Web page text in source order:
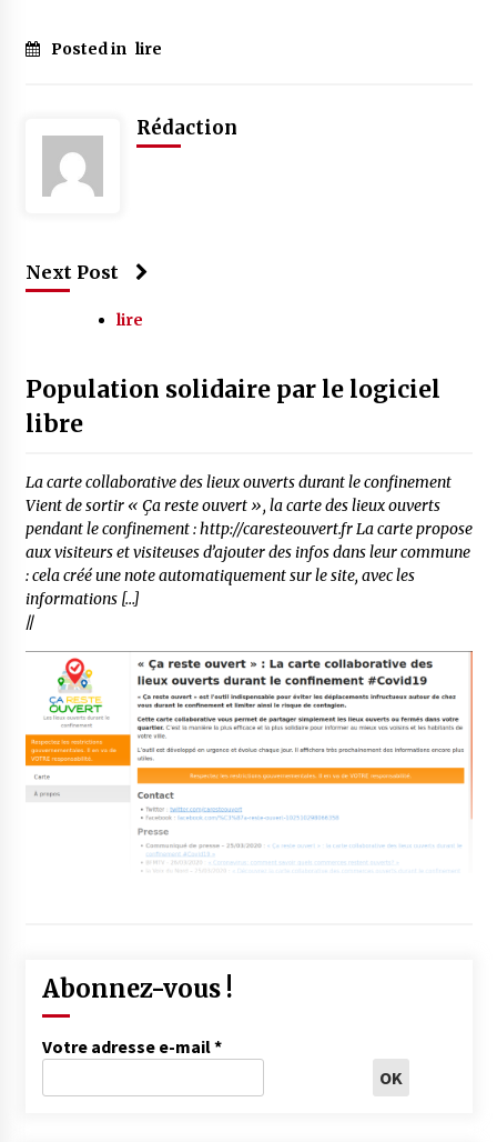
Posted in lire
Rédaction
Next Post
lire
Population solidaire par le logiciel
libre
La carte collaborative des lieux ouverts durant le confinement
Vient de sortir « Ça reste ouvert », la carte des lieux ouverts
pendant le confinement : http://caresteouvert.fr La carte propose
aux visiteurs et visiteuses d’ajouter des infos dans leur commune
: cela créé une note automatiquement sur le site, avec les
informations […]
//
Abonnez-vous !
Votre adresse e-mail*